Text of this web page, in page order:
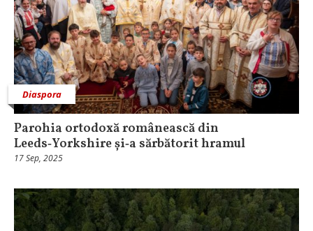
Diaspora
Parohia ortodoxă românească din
Leeds‑Yorkshire și‑a sărbătorit hramul
17 Sep, 2025